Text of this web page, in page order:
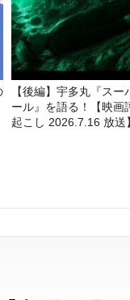
【後編】宇多丸『スー
ール』を語る！【映画
起こし 2026.7.16 放送